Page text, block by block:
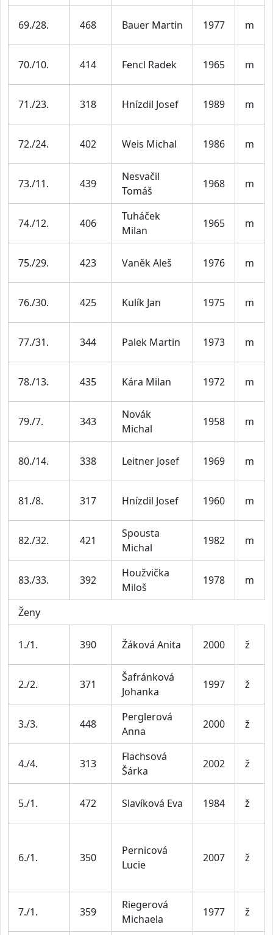
69./28. 468 Bauer Martin 1977 m
70./10. 414 Fencl Radek 1965 m
71./23. 318 Hnízdil Josef 1989 m
72./24. 402 Weis Michal 1986 m
73./11. 439
Nesvačil
Tomáš
1968 m
74./12. 406
Tuháček
Milan
1965 m
75./29. 423 Vaněk Aleš 1976 m
76./30. 425 Kulík Jan 1975 m
77./31. 344 Palek Martin 1973 m
78./13. 435 Kára Milan 1972 m
79./7. 343
Novák
Michal
1958 m
80./14. 338 Leitner Josef 1969 m
81./8. 317 Hnízdil Josef 1960 m
82./32. 421
Spousta
Michal
1982 m
83./33. 392
Houžvička
Miloš
1978 m
Ženy
1./1. 390 Žáková Anita 2000 ž
2./2. 371
Šafránková
Johanka
1997 ž
3./3. 448
Perglerová
Anna
2000 ž
4./4. 313
Flachsová
Šárka
2002 ž
5./1. 472 Slavíková Eva 1984 ž
6./1. 350
Pernicová
Lucie
2007 ž
7./1. 359
Riegerová
Michaela
1977 ž